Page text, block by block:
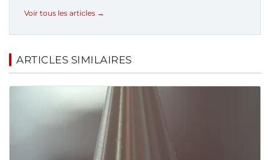
Voir tous les articles →
ARTICLES SIMILAIRES